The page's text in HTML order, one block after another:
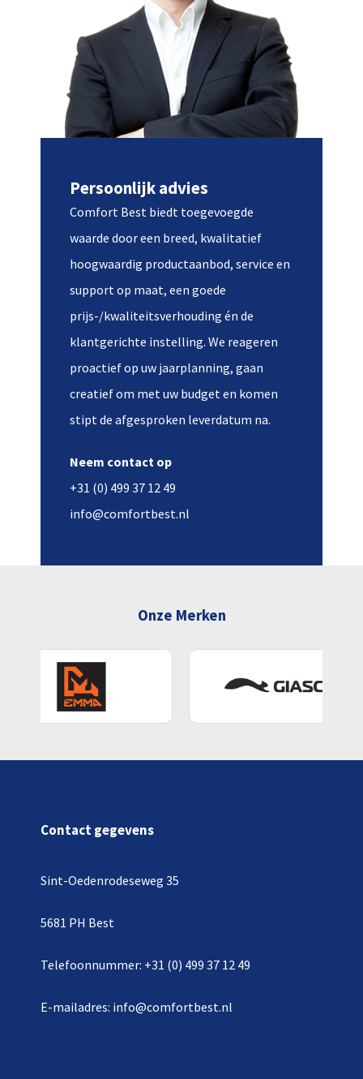
Persoonlijk advies
Comfort Best biedt toegevoegde
waarde door een breed, kwalitatief
hoogwaardig productaanbod, service en
support op maat, een goede
prijs-/kwaliteitsverhouding én de
klantgerichte instelling. We reageren
proactief op uw jaarplanning, gaan
creatief om met uw budget en komen
stipt de afgesproken leverdatum na.
Neem contact op
+31 (0) 499 37 12 49
info@comfortbest.nl
Onze Merken
Contact gegevens
Sint-Oedenrodeseweg 35
5681 PH Best
Telefoonnummer: +31 (0) 499 37 12 49
E-mailadres: info@comfortbest.nl